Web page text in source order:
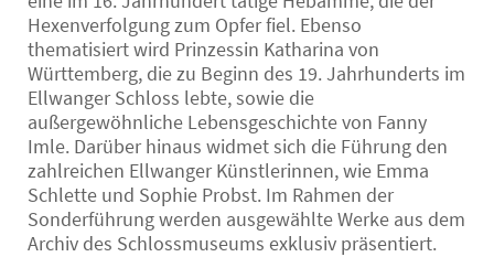
Hexenverfolgung zum Opfer fiel. Ebenso
thematisiert wird Prinzessin Katharina von
Württemberg, die zu Beginn des 19. Jahrhunderts im
Ellwanger Schloss lebte, sowie die
außergewöhnliche Lebensgeschichte von Fanny
Imle. Darüber hinaus widmet sich die Führung den
zahlreichen Ellwanger Künstlerinnen, wie Emma
Schlette und Sophie Probst. Im Rahmen der
Sonderführung werden ausgewählte Werke aus dem
Archiv des Schlossmuseums exklusiv präsentiert.